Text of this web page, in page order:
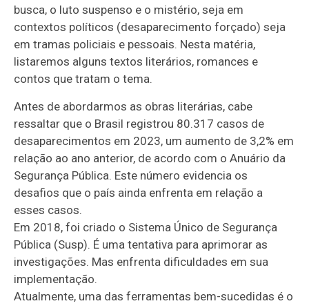
busca, o luto suspenso e o mistério, seja em
contextos políticos (desaparecimento forçado) seja
em tramas policiais e pessoais. Nesta matéria,
listaremos alguns textos literários, romances e
contos que tratam o tema.
Antes de abordarmos as obras literárias, cabe
ressaltar que o Brasil registrou 80.317 casos de
desaparecimentos em 2023, um aumento de 3,2% em
relação ao ano anterior, de acordo com o Anuário da
Segurança Pública. Este número evidencia os
desafios que o país ainda enfrenta em relação a
esses casos.
Em 2018, foi criado o Sistema Único de Segurança
Pública (Susp). É uma tentativa para aprimorar as
investigações. Mas enfrenta dificuldades em sua
implementação.
Atualmente, uma das ferramentas bem-sucedidas é o